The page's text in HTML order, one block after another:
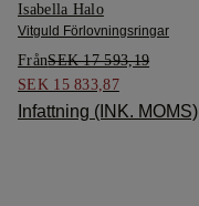
Isabella Halo
Vitguld Förlovningsringar
FrånSEK 17 593,19
SEK 15 833,87
Infattning (INK. MOMS)